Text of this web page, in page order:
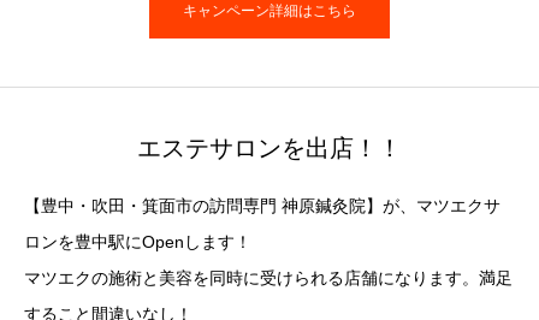
キャンペーン詳細はこちら
エステサロンを出店！！
【豊中・吹田・箕面市の訪問専門 神原鍼灸院】が、マツエクサ
ロンを豊中駅にOpenします！
マツエクの施術と美容を同時に受けられる店舗になります。満足
すること間違いなし！